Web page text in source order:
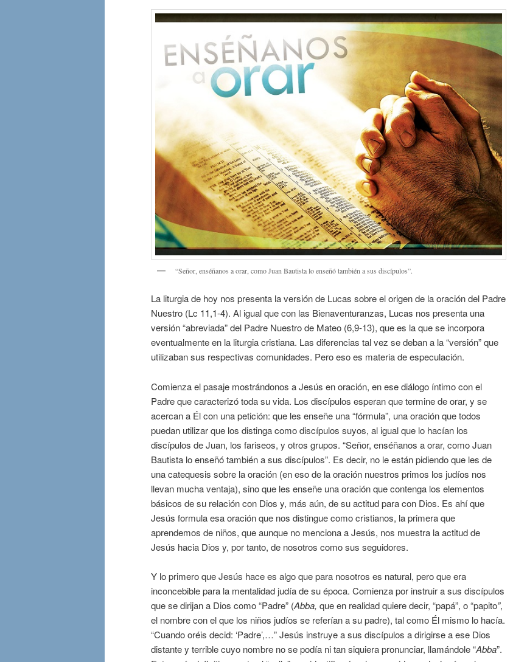
“Señor, enséñanos a orar, como Juan Bautista lo enseñó también a sus discípulos”.
La liturgia de hoy nos presenta la versión de Lucas sobre el origen de la oración del Padre
Nuestro (Lc 11,1-4). Al igual que con las Bienaventuranzas, Lucas nos presenta una
versión “abreviada” del Padre Nuestro de Mateo (6,9-13), que es la que se incorpora
eventualmente en la liturgia cristiana. Las diferencias tal vez se deban a la “versión” que
utilizaban sus respectivas comunidades. Pero eso es materia de especulación.
Comienza el pasaje mostrándonos a Jesús en oración, en ese diálogo íntimo con el
Padre que caracterizó toda su vida. Los discípulos esperan que termine de orar, y se
acercan a Él con una petición: que les enseñe una “fórmula”, una oración que todos
puedan utilizar que los distinga como discípulos suyos, al igual que lo hacían los
discípulos de Juan, los fariseos, y otros grupos. “Señor, enséñanos a orar, como Juan
Bautista lo enseñó también a sus discípulos”. Es decir, no le están pidiendo que les de
una catequesis sobre la oración (en eso de la oración nuestros primos los judíos nos
llevan mucha ventaja), sino que les enseñe una oración que contenga los elementos
básicos de su relación con Dios y, más aún, de su actitud para con Dios. Es ahí que
Jesús formula esa oración que nos distingue como cristianos, la primera que
aprendemos de niños, que aunque no menciona a Jesús, nos muestra la actitud de
Jesús hacia Dios y, por tanto, de nosotros como sus seguidores.
Y lo primero que Jesús hace es algo que para nosotros es natural, pero que era
inconcebible para la mentalidad judía de su época. Comienza por instruir a sus discípulos
que se dirijan a Dios como “Padre” (Abba, que en realidad quiere decir, “papá”, o “papito”,
el nombre con el que los niños judíos se referían a su padre), tal como Él mismo lo hacía.
“Cuando oréis decid: ‘Padre’,…” Jesús instruye a sus discípulos a dirigirse a ese Dios
distante y terrible cuyo nombre no se podía ni tan siquiera pronunciar, llamándole “Abba”.